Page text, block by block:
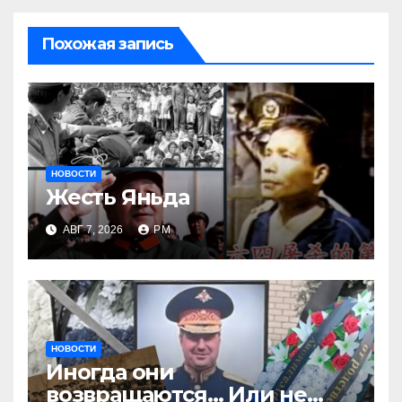
Похожая запись
НОВОСТИ
Жесть Яньда
АВГ 7, 2026 РМ
НОВОСТИ
Иногда они
возвращаются… Или не